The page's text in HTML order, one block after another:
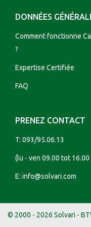
DONNÉES
Comment fonctionne
?
Expertise Certifiée
FAQ
PRENEZ CONTACT
T: 093/95.06.13
(lu - ven 09.00 tot 16.00
E: info@solvari.com
© 2000 - 2026 Solvari -